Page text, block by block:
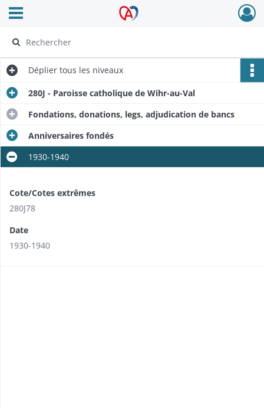
Archives Alsace - Colmar
Ouvrir le menu déroulant
Déplier tous les niveaux
280J - Paroisse catholique de Wihr-au-Val
Fondations, donations, legs, adjudication de bancs
Anniversaires fondés
1930-1940
Cote/Cotes extrêmes
280J78
Date
1930-1940